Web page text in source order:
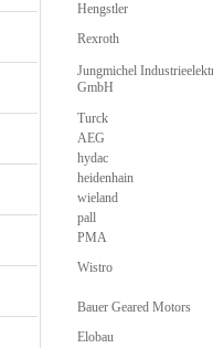
Hengstler
Rexroth
Jungmichel
GmbH
Turck
AEG
hydac
heidenhain
wieland
pall
PMA
Wistro
Bauer Geared Motors
Elobau